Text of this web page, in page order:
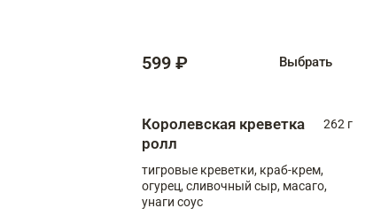
599 ₽ Выбрать
Королевская креветка
ролл
262 г
тигровые креветки, краб-крем,
огурец, сливочный сыр, масаго,
унаги соус